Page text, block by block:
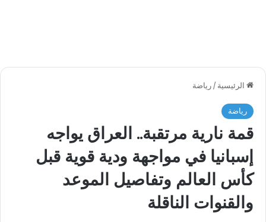
الرئيسية / رياضة
رياضة
قمة نارية مرتقبة.. العراق يواجه
إسبانيا في مواجهة ودية قوية قبل
كأس العالم وتفاصيل الموعد
والقنوات الناقلة